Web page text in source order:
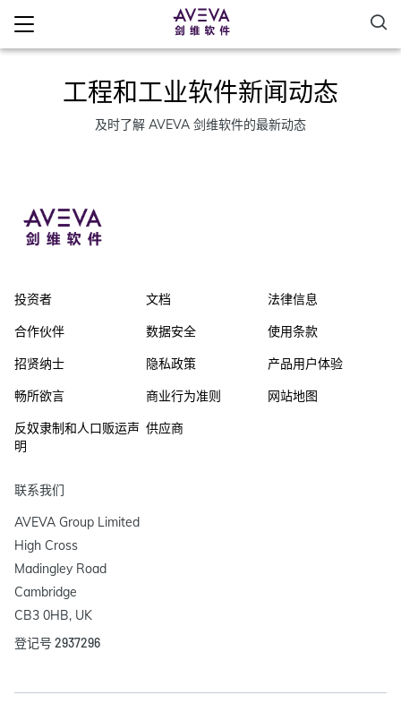
工程和工业软件新闻动态
及时了解 AVEVA 剑维软件的最新动态
投资者
合作伙伴
招贤纳士
畅所欲言
反奴隶制和人口贩运声
明
文档
数据安全
隐私政策
商业行为准则
供应商
法律信息
使用条款
产品用户体验
网站地图
联系我们
AVEVA Group Limited
High Cross
Madingley Road
Cambridge
CB3 0HB, UK
登记号 2937296